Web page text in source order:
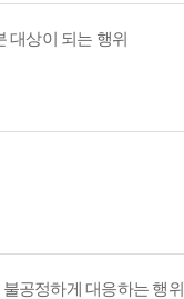
대상이 되는 행위
공정하게 대응하는 행위